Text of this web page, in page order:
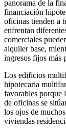
panorama de la
financiación
oficinas tienden a
enfrentan
comerciales
alquiler base,
ingresos fijos más
Los edificios
hipotecaria
favorables porque
de oficinas se
los ojos de
viviendas